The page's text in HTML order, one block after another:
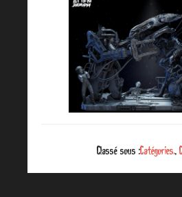
Classé sous :Catégories.,